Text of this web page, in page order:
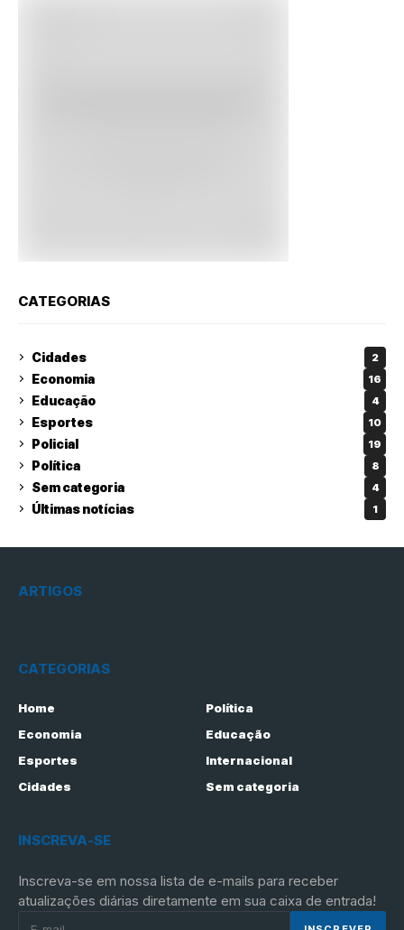
CATEGORIAS
Cidades 2
Economia 16
Educação 4
Esportes 10
Policial 19
Política 8
Sem categoria 4
Últimas notícias 1
ARTIGOS
CATEGORIAS
Home
Política
Economia
Educação
Esportes
Internacional
Cidades
Sem categoria
INSCREVA-SE
Inscreva-se em nossa lista de e-mails para receber
atualizações diárias diretamente em sua caixa de entrada!